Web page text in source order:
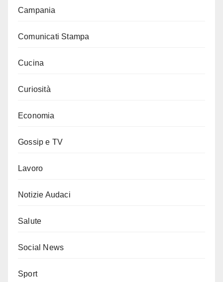
Campania
Comunicati Stampa
Cucina
Curiosità
Economia
Gossip e TV
Lavoro
Notizie Audaci
Salute
Social News
Sport